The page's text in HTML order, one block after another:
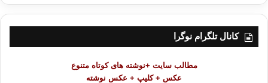
ر
کانال تلگرام نوگرا
مطالب سایت +نوشته های کوتاه متنوع
عکس + کلیپ + عکس نوشته